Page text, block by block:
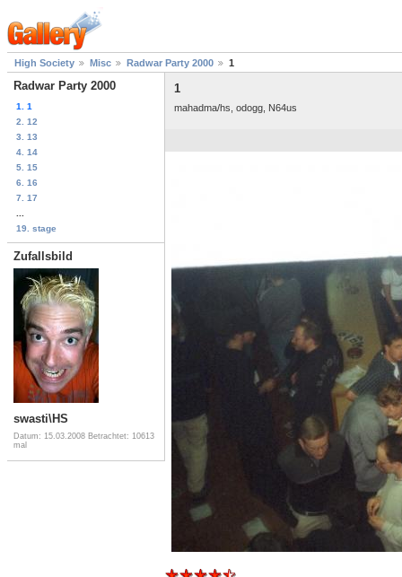
High Society Misc Radwar Party 2000 1
Radwar Party 2000
1. 1
2. 12
3. 13
4. 14
5. 15
6. 16
7. 17
19. stage
Zufallsbild
swasti\HS
Datum: 15.03.2008 Betrachtet: 10613
mal
1
mahadma/hs, odogg, N64us